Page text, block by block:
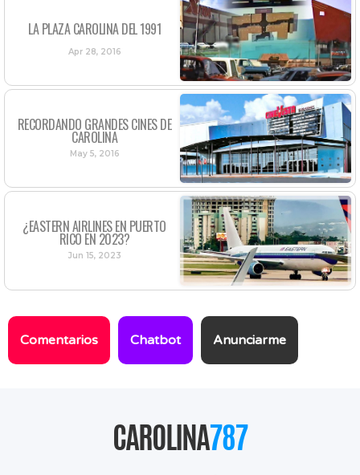
LA PLAZA CAROLINA DEL 1991
Apr 28, 2016
RECORDANDO GRANDES CINES DE
CAROLINA
May 5, 2016
¿EASTERN AIRLINES EN PUERTO
RICO EN 2023?
Jun 15, 2023
Comentarios Chatbot Anunciarme
CAROLINA787